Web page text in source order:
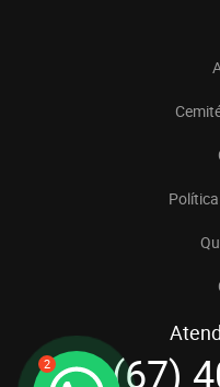
2 (67)